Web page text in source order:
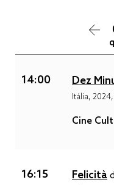
14:00 Dez
Itália,
Cine
16:15 Felicità